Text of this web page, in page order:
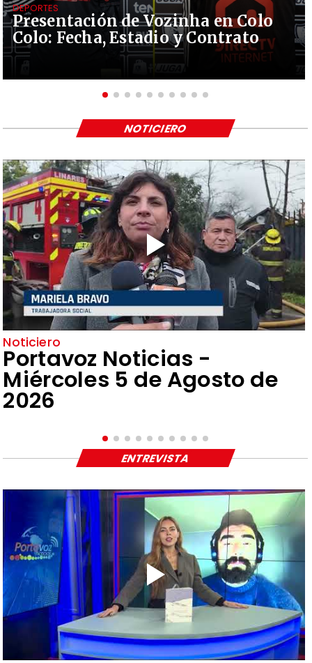
Presentación de Vozinha en Colo
Colo: Fecha, Estadio y Contrato
DEPORTES
Noticiero
Portavoz Noticias -
Miércoles 5 de Agosto de
2026
NOTICIERO
ENTREVISTA